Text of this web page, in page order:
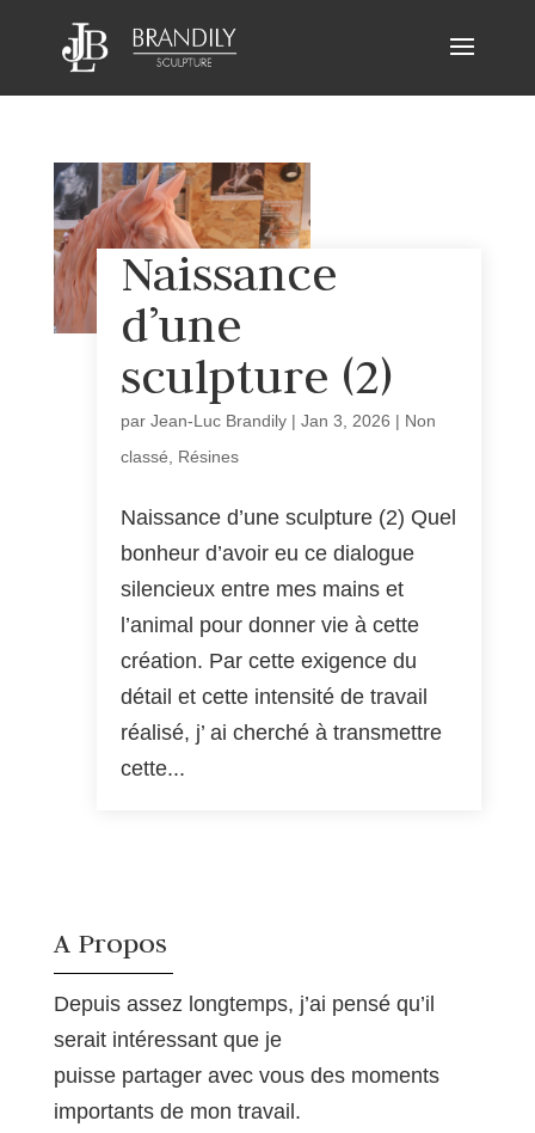
Naissance
d’une
sculpture (2)
par Jean-Luc Brandily| Jan 3, 2026 | Non
classé
Résines
Naissance d’une sculpture (2) Quel
bonheur d’avoir eu ce dialogue
silencieux entre mes mains et
l’animal pour donner vie à cette
création. Par cette exigence du
détail et cette intensité de travail
réalisé, j’ ai cherché à transmettre
cette...
A Propos
Depuis assez longtemps, j’ai pensé qu’il
serait intéressant que je
puisse partager avec vous des moments
importants de mon travail.